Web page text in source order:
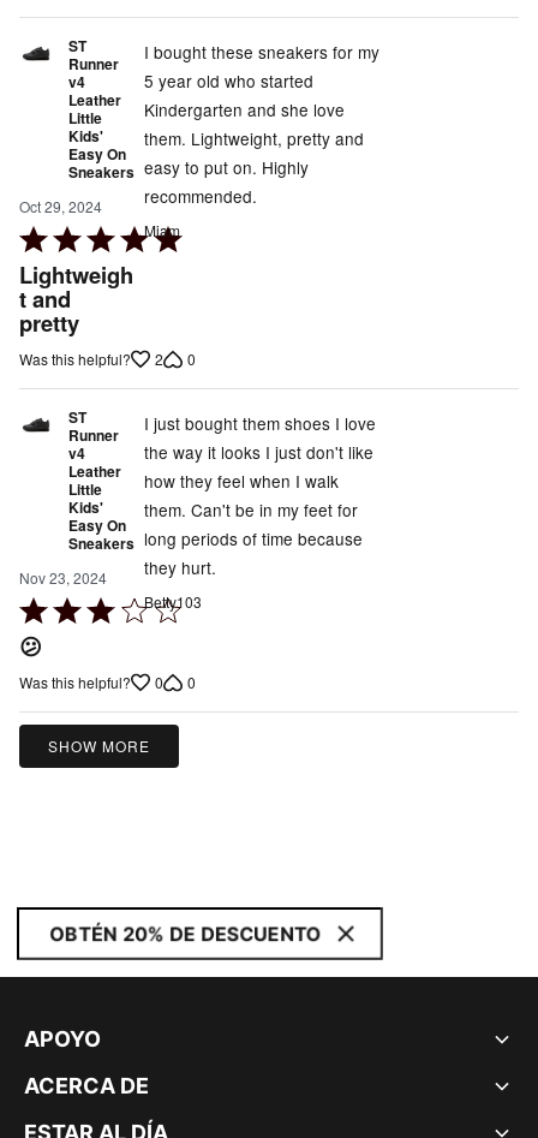
ST
Runner
v4
Leather
Little
Kids'
Easy On
Sneakers
Oct 29, 2024
Rated
5
out
of
5
Lightweigh
t and
pretty
I bought these sneakers for my
5 year old who started
Kindergarten and she love
them. Lightweight, pretty and
easy to put on. Highly
recommended.
Miam
Was this helpful? 2 0
ST
Runner
v4
Leather
Little
Kids'
Easy On
Sneakers
Nov 23, 2024
Rated
3
out
of
5
😕
I just bought them shoes I love
the way it looks I just don't like
how they feel when I walk
them. Can't be in my feet for
long periods of time because
they hurt.
Betty103
Was this helpful? 0 0
SHOW MORE
OBTÉN 20% DE DESCUENTO
APOYO
ACERCA DE
ESTAR AL DÍA